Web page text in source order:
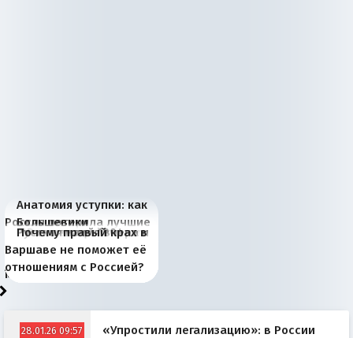
Анатомия уступки: как
Россия потеряла лучшие
рыбопромысловые
районы Баренцева
моря
Большевики
отличаются от «Яблока»
тем, что они -
победители
Киевская марионетка
Запада рассказала о
«переобувании» хозяев
В России назрели
перемены: 15 шагов к
суверенной экономике
Миграционный пожар
Европы
Россия начинает
сбрасывать балласт
Анкориджа
Россия зимой 1904
года: первые уступки во
внутренней политике
Русская нация вчера и
сегодня
Почему правый крах в
Варшаве не поможет её
отношениям с Россией?
28.01.26 09:57
«Упростили легализацию»: в России